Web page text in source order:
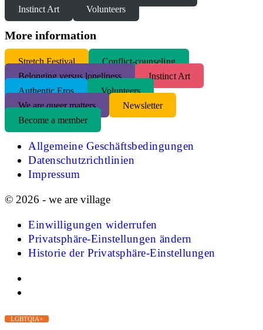
Instinct Art
Volunteers
More information
Stretch Festival
Conflict-counseling
Belonging versus loneliness
Instinct Art
Authentic Eros
Volunteers
We are queer matters
Newsletter
Become a member
Allgemeine Geschäftsbedingungen
Datenschutzrichtlinien
Impressum
© 2026 - we are village
Einwilligungen widerrufen
Privatsphäre-Einstellungen ändern
Historie der Privatsphäre-Einstellungen
LGBTQIA+